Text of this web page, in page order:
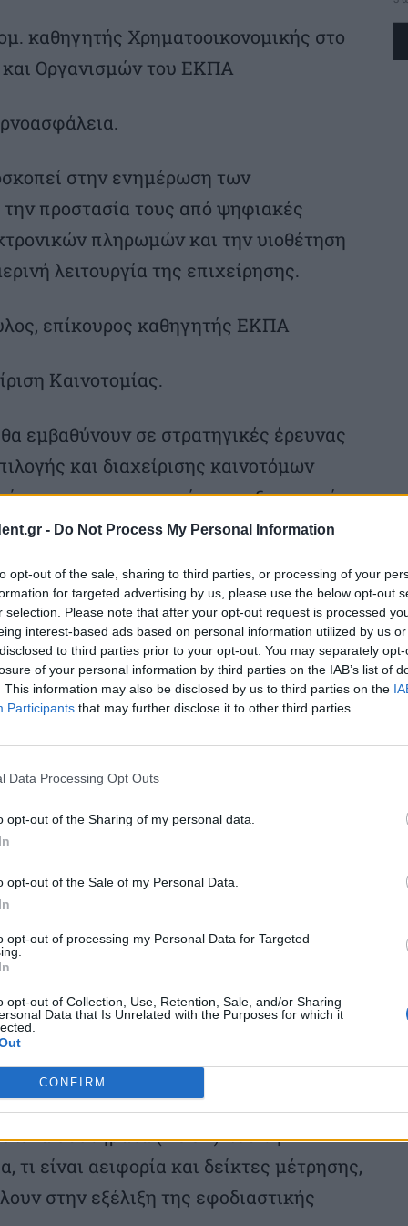
- Do Not Process My Personal Information
opt-out of the sale, sharing to third parties, or processing of your
for targeted advertising by us, please use the below opt-out
selection. Please note that after your opt-out request is processed
interest-based ads based on personal information utilized by us
to third parties prior to your opt-out. You may separately
of your personal information by third parties on the IAB’s list of
This information may also be disclosed by us to third parties on the
Participants that may further disclose it to other third parties.
Data Processing Opt Outs
opt-out of the Sharing of my personal data.
opt-out of the Sale of my Personal Data.
opt-out of processing my Personal Data for Targeted
opt-out of Collection, Use, Retention, Sale, and/or Sharing
Data that Is Unrelated with the Purposes for which it
CONFIRM
καθηγητής Χρηματοοικονομικής στο
Οργανισμών του ΕΚΠΑ
στην ενημέρωση των
προστασία τους από ψηφιακές
πληρωμών και την υιοθέτηση
λειτουργία της επιχείρησης.
επίκουρος καθηγητής ΕΚΠΑ
Καινοτομίας.
εμβαθύνουν σε στρατηγικές έρευνας
και διαχείρισης καινοτόμων
των εσωτερικών και εξωτερικών
και κλειστής καινοτομίας (open
επίκουρος καθηγητής ΕΚΠΑ
της διανοητικής ιδιοκτησίας.
έννοιες της διανοητικής ιδιοκτησίας
την προστασία της, εξετάζονται
εμπορικών μυστικών και
έμφαση στην προστασία των
διαμόρφωση πρότασης αξίας για την
τεχνολογίας.
υπεύθυνος του γραφείου
Καινοτομίας και
του ΕΚΠΑ
στην εφοδιαστική αλυσίδα
με τις θεμελιώδεις αρχές της
συστήματα (VUCA) που την
τι είναι αειφορία και δείκτες μέτρησης,
στην εξέλιξη της εφοδιαστικής